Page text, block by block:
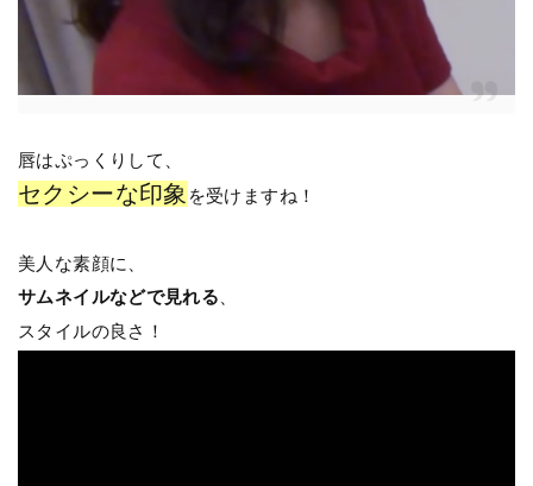
唇はぷっくりして、
セクシーな印象 を受けますね！
美人な素顔に、
サムネイルなどで見れる
スタイルの良さ！